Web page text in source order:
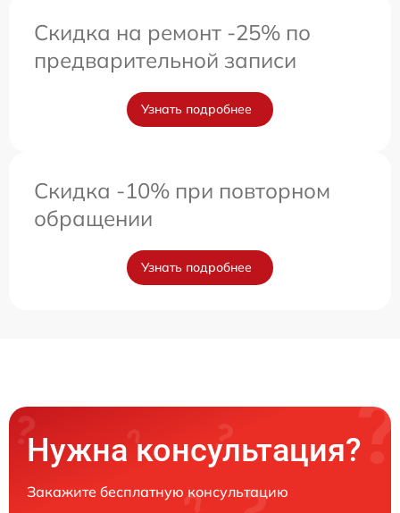
Скидка на ремонт -25% по
предварительной записи
Узнать подробнее
Скидка -10% при повторном
обращении
Узнать подробнее
Нужна консультация?
Закажите бесплатную консультацию